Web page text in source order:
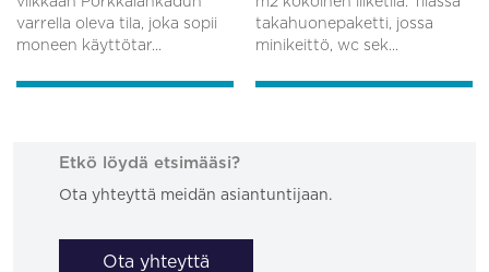
varrella oleva tila, joka sopii
moneen käyttötar...
takahuonepaketti, jossa
minikeittö, wc sek...
Etkö löydä etsimääsi?
Ota yhteyttä meidän asiantuntijaan.
Ota yhteyttä